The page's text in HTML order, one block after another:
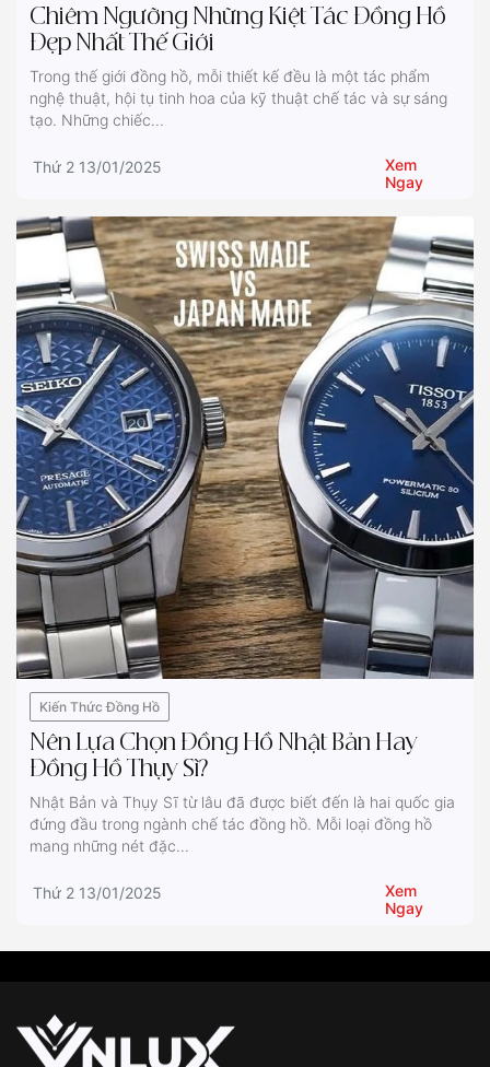
Chiêm Ngưỡng Những Kiệt Tác Đồng Hồ
Đẹp Nhất Thế Giới
Trong thế giới đồng hồ, mỗi thiết kế đều là một tác phẩm
nghệ thuật, hội tụ tinh hoa của kỹ thuật chế tác và sự sáng
tạo. Những chiếc...
Thứ 2 13/01/2025
Xem
Ngay
Kiến Thức Đồng Hồ
Nên Lựa Chọn Đồng Hồ Nhật Bản Hay
Đồng Hồ Thụy Sĩ?
Nhật Bản và Thụy Sĩ từ lâu đã được biết đến là hai quốc gia
đứng đầu trong ngành chế tác đồng hồ. Mỗi loại đồng hồ
mang những nét đặc...
Thứ 2 13/01/2025
Xem
Ngay